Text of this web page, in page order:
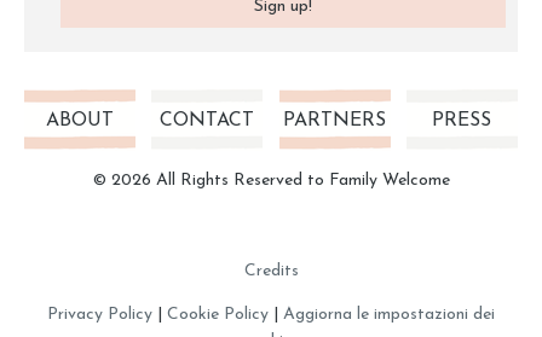
ABOUT CONTACT PARTNERS PRESS
© 2026 All Rights Reserved to Family Welcome
Credits
Privacy Policy Cookie Policy
Aggiorna le impostazioni dei